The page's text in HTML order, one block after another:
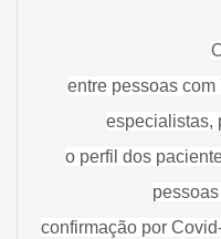
entre pessoas
especialistas,
o perfil dos
confirmação por